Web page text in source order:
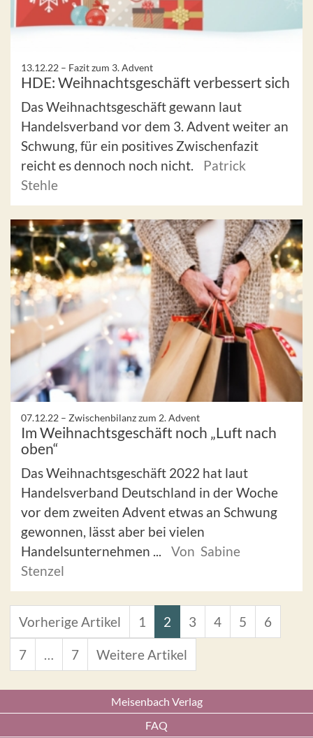
13.12.22 – Fazit zum 3. Advent
HDE: Weihnachtsgeschäft verbessert sich
Das Weihnachtsgeschäft gewann laut
Handelsverband vor dem 3. Advent weiter an
Schwung, für ein positives Zwischenfazit
reicht es dennoch noch nicht.
Patrick
Stehle
07.12.22 – Zwischenbilanz zum 2. Advent
Im Weihnachtsgeschäft noch „Luft nach
oben“
Das Weihnachtsgeschäft 2022 hat laut
Handelsverband Deutschland in der Woche
vor dem zweiten Advent etwas an Schwung
gewonnen, lässt aber bei vielen
Handelsunternehmen ...
Von Sabine
Stenzel
Vorherige Artikel 1 2 3 4 5 6
7 … 7 Weitere Artikel
Meisenbach Verlag
FAQ